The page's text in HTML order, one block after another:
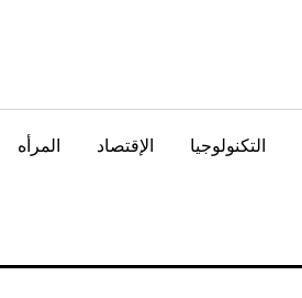
التكنولوجيا الإقتصاد المرأه